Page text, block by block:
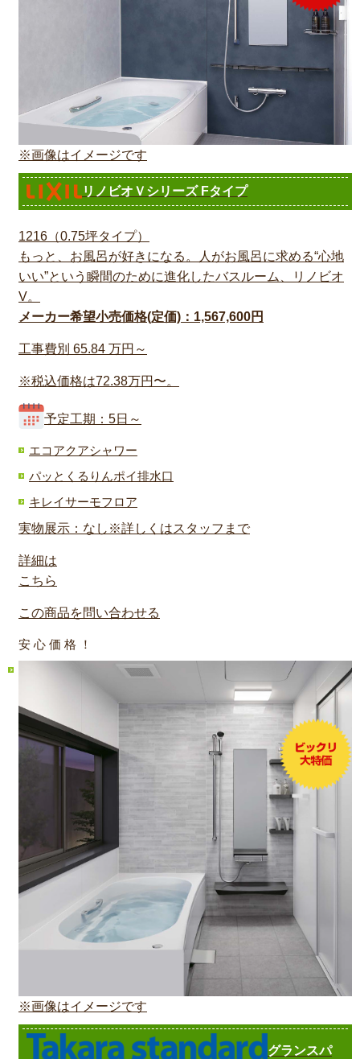
※画像はイメージです
リノビオＶシリーズ Fタイプ
1216（0.75坪タイプ）
もっと、お風呂が好きになる。人がお風呂に求める“心地
いい”という瞬間のために進化したバスルーム、リノビオ
V。
メーカー希望小売価格(定価)：1,567,600円
工事費別 65.84 万円～
※税込価格は72.38万円〜。
予定工期：5日～
エコアクアシャワー
パッとくるりんポイ排水口
キレイサーモフロア
実物展示：なし※詳しくはスタッフまで
詳細は
こちら
この商品を問い合わせる
安 心 価 格 ！
※画像はイメージです
グランスパ